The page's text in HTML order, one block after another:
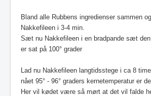
Bland alle Rubbens ingredienser sammen
Nakkefileen i 3-4 min.
Sæt nu Nakkefileen i en bradpande sæt
er sat på 100° grader
Lad nu Nakkefileen langtidsstege i ca 8
nået 95° - 96° graders kernetemperatur er
Her vil kødet være så mørt at det vil falde